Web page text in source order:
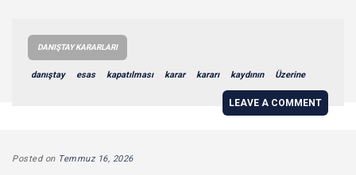
DANIŞTAY KARARLARI
danıştay esas kapatılması karar kararı kaydının Üzerine
LEAVE A COMMENT
Posted on Temmuz 16, 2026